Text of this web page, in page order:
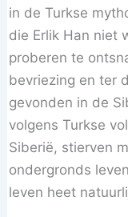
in de Turkse
die Erlik Han niet
proberen te
bevriezing en ter
gevonden in de
volgens Turkse
Siberië, stierven
ondergronds
leven heet